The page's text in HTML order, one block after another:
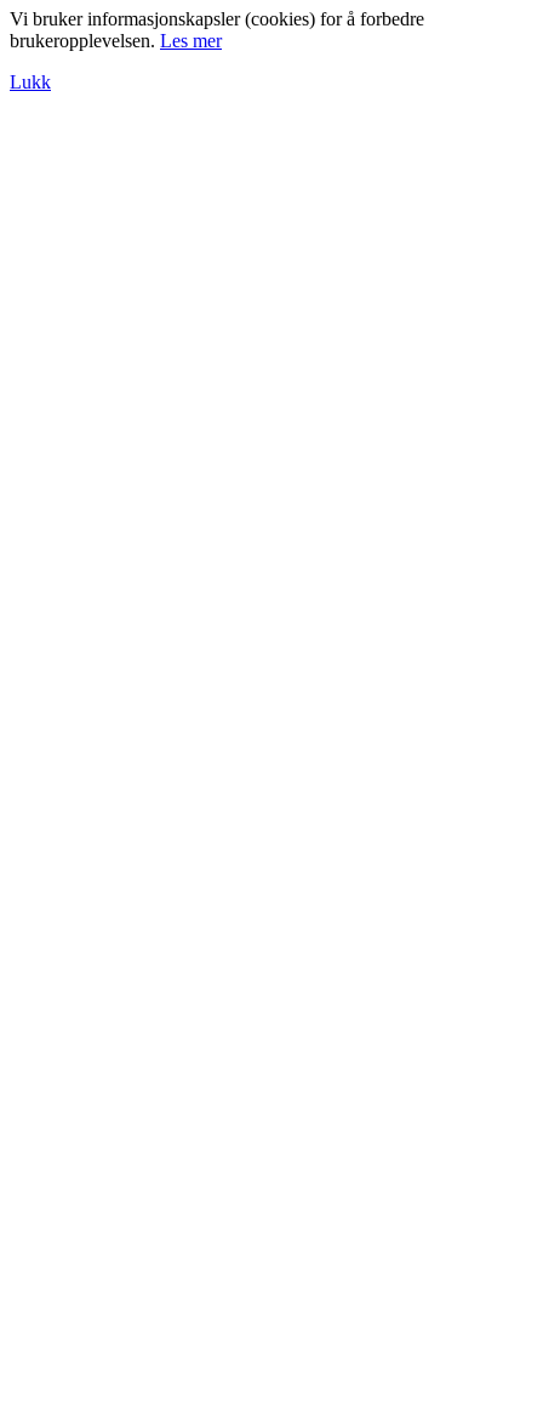
Vi bruker informasjonskapsler (cookies) for å forbedre
brukeropplevelsen. Les mer
Lukk